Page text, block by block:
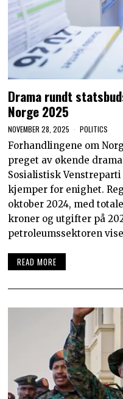
Drama rundt
Norge 2025
NOVEMBER 28, 2025 POLITICS
Forhandlingene om
preget av økende
Sosialistisk Venstreparti
kjemper for enighet.
oktober 2024, med
kroner og utgifter på
petroleumssektoren
READ MORE